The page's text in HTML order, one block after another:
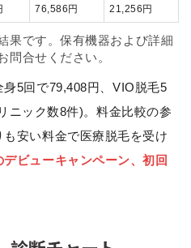
76,586円 21,256円
果です。保有機器および詳細
問合せください。
5回で79,408円、VIO脱毛5
ニック数8件)。料金比較の参
安い料金で医療脱毛を受け
ビューキャンペーン、初回